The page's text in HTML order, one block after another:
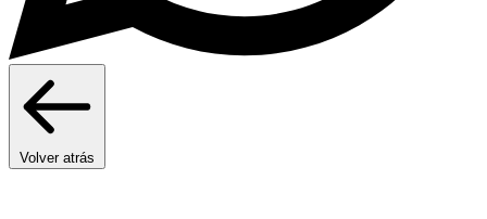
Volver atrás